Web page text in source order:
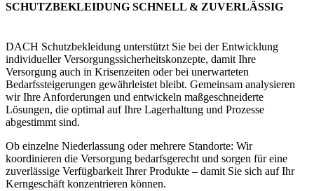
SCHUTZBEKLEIDUNG SCHNELL & ZUVERLÄSSIG
DACH Schutzbekleidung unterstützt Sie bei der Entwicklung
individueller Versorgungssicherheitskonzepte, damit Ihre
Versorgung auch in Krisenzeiten oder bei unerwarteten
Bedarfssteigerungen gewährleistet bleibt. Gemeinsam analysieren
wir Ihre Anforderungen und entwickeln maßgeschneiderte
Lösungen, die optimal auf Ihre Lagerhaltung und Prozesse
abgestimmt sind.
Ob einzelne Niederlassung oder mehrere Standorte: Wir
koordinieren die Versorgung bedarfsgerecht und sorgen für eine
zuverlässige Verfügbarkeit Ihrer Produkte – damit Sie sich auf Ihr
Kerngeschäft konzentrieren können.